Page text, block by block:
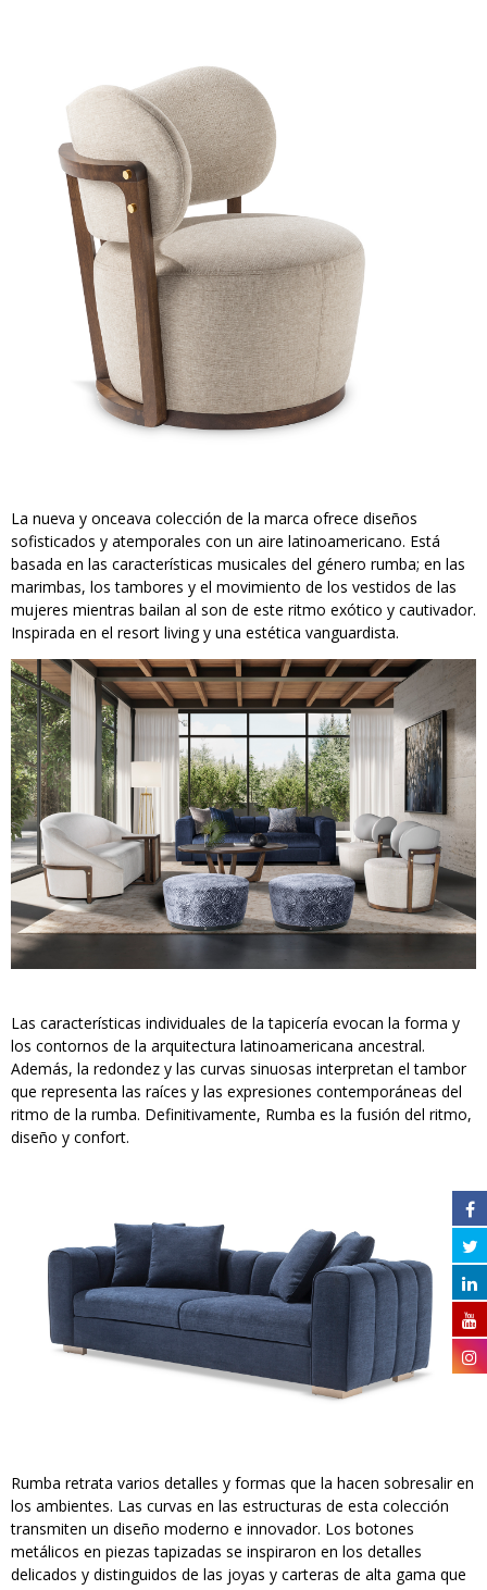
La nueva y onceava colección de la marca ofrece diseños
sofisticados y atemporales con un aire latinoamericano. Está
basada en las características musicales del género rumba; en las
marimbas, los tambores y el movimiento de los vestidos de las
mujeres mientras bailan al son de este ritmo exótico y cautivador.
Inspirada en el resort living y una estética vanguardista.
Las características individuales de la tapicería evocan la forma y
los contornos de la arquitectura latinoamericana ancestral.
Además, la redondez y las curvas sinuosas interpretan el tambor
que representa las raíces y las expresiones contemporáneas del
ritmo de la rumba. Definitivamente, Rumba es la fusión del ritmo,
diseño y confort.
Rumba retrata varios detalles y formas que la hacen sobresalir en
los ambientes. Las curvas en las estructuras de esta colección
transmiten un diseño moderno e innovador. Los botones
metálicos en piezas tapizadas se inspiraron en los detalles
delicados y distinguidos de las joyas y carteras de alta gama que